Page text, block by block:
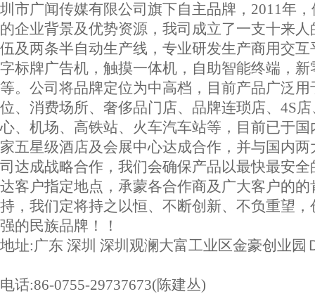
圳市广闻传媒有限公司旗下自主品牌，2011年
的企业背景及优势资源，我司成立了一支十来人
伍及两条半自动生产线，专业研发生产商用交互
字标牌广告机，触摸一体机，自助智能终端，新
等。公司将品牌定位为中高档，目前产品广泛用
位、消费场所、奢侈品门店、品牌连琐店、4S
心、机场、高铁站、火车汽车站等，目前已于国
家五星级酒店及会展中心达成合作，并与国内两
司达成战略合作，我们会确保产品以最快最安全
达客户指定地点，承蒙各合作商及广大客户的的
持，我们定将持之以恒、不断创新、不负重望，
强的民族品牌！！
地址:广东 深圳 深圳观澜大富工业区金豪创业园
电话:86-0755-29737673(陈建丛)